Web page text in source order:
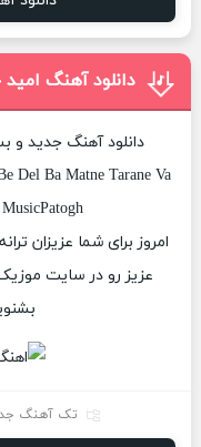
دانلود آهنگ
دانلود آهنگ جدید و
Del Ba Matne Tarane Va
امروز برای شما عزیزان
عزیز رو در سایت
تک آهنگ